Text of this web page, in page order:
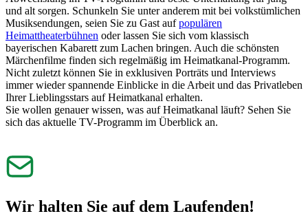
und alt sorgen. Schunkeln Sie unter anderem mit bei volkstümlichen
Musiksendungen, seien Sie zu Gast aufpopulären
Heimattheaterbühnen oder lassen Sie sich vom klassisch
bayerischen Kabarett zum Lachen bringen. Auch die schönsten
Märchenfilme finden sich regelmäßig im Heimatkanal-Programm.
Nicht zuletzt können Sie in exklusiven Porträts und Interviews
immer wieder spannende Einblicke in die Arbeit und das Privatleben
Ihrer Lieblingsstars auf Heimatkanal erhalten.
Sie wollen genauer wissen, was auf Heimatkanal läuft? Sehen Sie
sich das aktuelle TV-Programm im Überblick an.
Wir halten Sie auf dem Laufenden!